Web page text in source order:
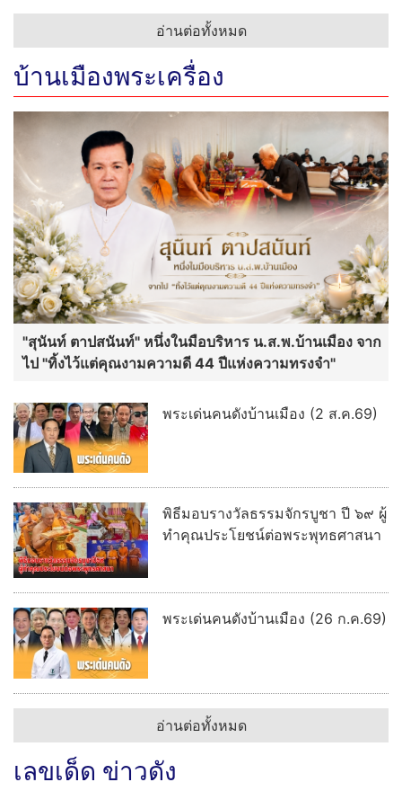
อ่านต่อทั้งหมด
บ้านเมืองพระเครื่อง
"สุนันท์ ตาปสนันท์" หนึ่งในมือบริหาร น.ส.พ.บ้านเมือง จาก
ไป "ทิ้งไว้แต่คุณงามความดี 44 ปีแห่งความทรงจำ"
พระเด่นคนดังบ้านเมือง (2 ส.ค.69)
พิธีมอบรางวัลธรรมจักรบูชา ปี ๖๙ ผู้
ทำคุณประโยชน์ต่อพระพุทธศาสนา
พระเด่นคนดังบ้านเมือง (26 ก.ค.69)
อ่านต่อทั้งหมด
เลขเด็ด ข่าวดัง